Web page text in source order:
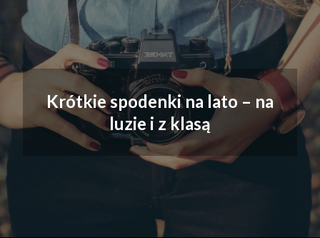
Krótkie spodenki na lato – na
luzie i z klasą